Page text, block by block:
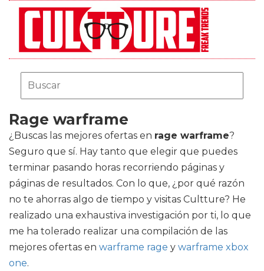
Rage warframe
¿Buscas las mejores ofertas en rage warframe?
Seguro que sí. Hay tanto que elegir que puedes
terminar pasando horas recorriendo páginas y
páginas de resultados. Con lo que, ¿por qué razón
no te ahorras algo de tiempo y visitas Cultture? He
realizado una exhaustiva investigación por ti, lo que
me ha tolerado realizar una compilación de las
mejores ofertas en warframe rage y warframe xbox
one.